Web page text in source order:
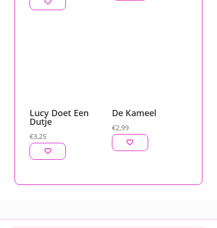
Lucy Doet Een
Dutje
€3,25
De Kameel
€2,99